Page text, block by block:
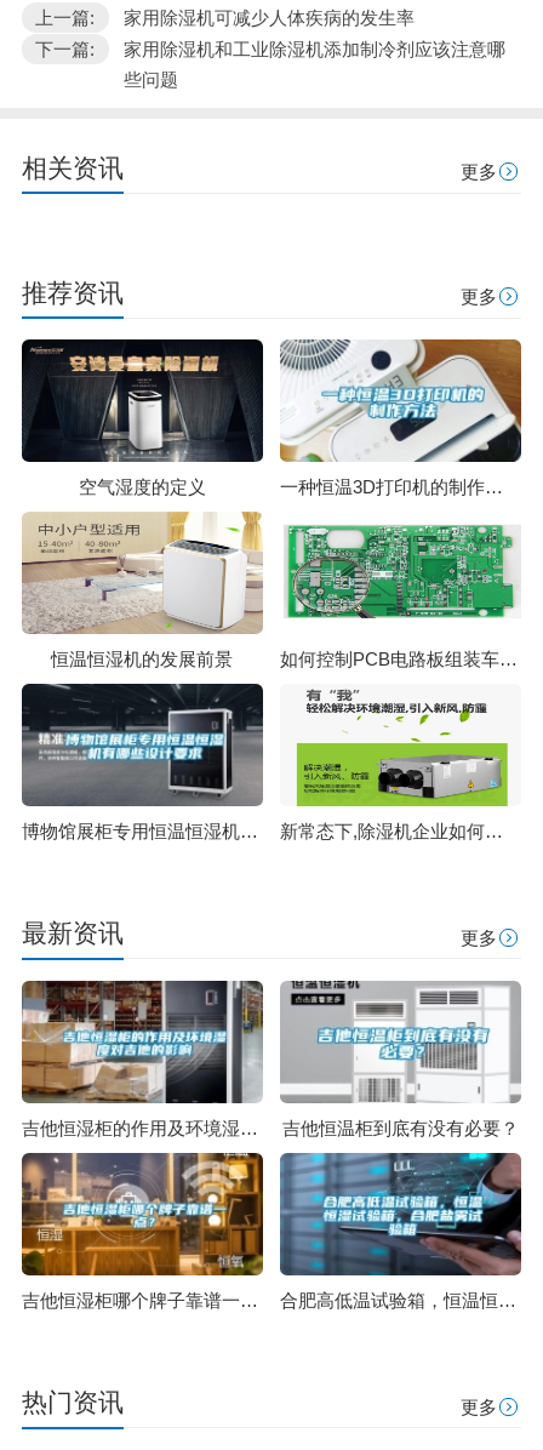
上一篇:
家用除湿机可减少人体疾病的发生率
下一篇:
家用除湿机和工业除湿机添加制冷剂应该注意哪
些问题
相关资讯 更多
推荐资讯 更多
空气湿度的定义 一种恒温3D打印机的制作方法
恒温恒湿机的发展前景 如何控制PCB电路板组装车间湿度？ 电路板组装车间除湿机
博物馆展柜专用恒温恒湿机有哪些设计要求 新常态下,除湿机企业如何升级？
最新资讯 更多
吉他恒湿柜的作用及环境湿度对吉他的影响 吉他恒温柜到底有没有必要？
吉他恒湿柜哪个牌子靠谱一点？ 合肥高低温试验箱，恒温恒湿试验箱，合肥盐雾试验箱
热门资讯 更多